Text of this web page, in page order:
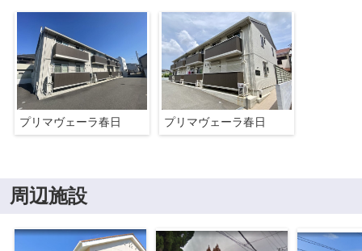
プリマヴェーラ春日 プリマヴェーラ春日
周辺施設